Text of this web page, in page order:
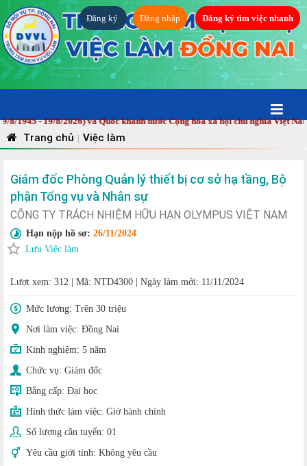
Đăng ký Đăng nhập Đăng ký tìm việc nhanh
- 19/8/2026) và Quốc khánh nước Cộng hòa xã hội chủ nghĩa Việt Nam
Trang chủ | Việc làm
Giám đốc Phòng Quản lý thiết bị cơ sở hạ tầng, Bộ
phận Tổng vụ và Nhân sự
CÔNG TY TRÁCH NHIỆM HỮU HẠN OLYMPUS VIỆT NAM
Hạn nộp hồ sơ: 26/11/2024
Lưu Việc làm
Lượt xem: 312 Mã: NTD4300 Ngày làm mới: 11/11/2024
Mức lương: Trên 30 triệu
Nơi làm việc: Đồng Nai
Kinh nghiệm: 5 năm
Chức vụ: Giám đốc
Bằng cấp: Đại học
Hình thức làm việc: Giờ hành chính
Số lượng cần tuyển: 01
Yêu cầu giới tính: Không yêu cầu